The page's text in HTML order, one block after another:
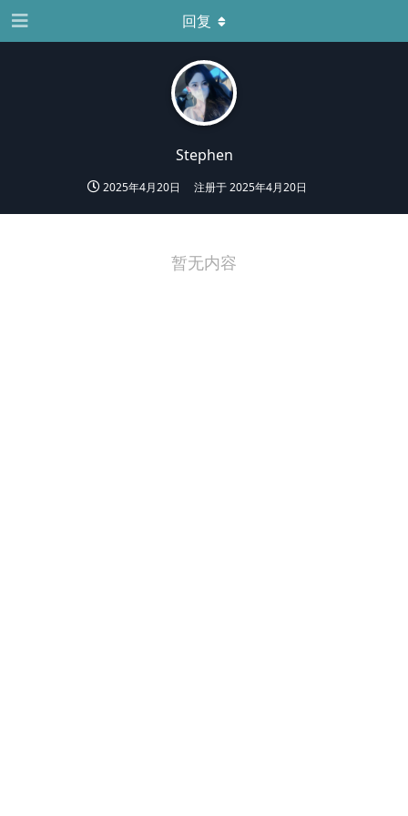
Stephen
2025年4月20日 注册于2025年4月20日
回复
暂无内容